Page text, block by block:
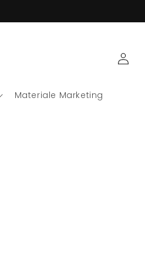
Materiale Marketing
Accedi
Carrello